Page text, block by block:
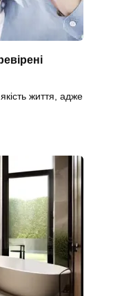
життя, адже